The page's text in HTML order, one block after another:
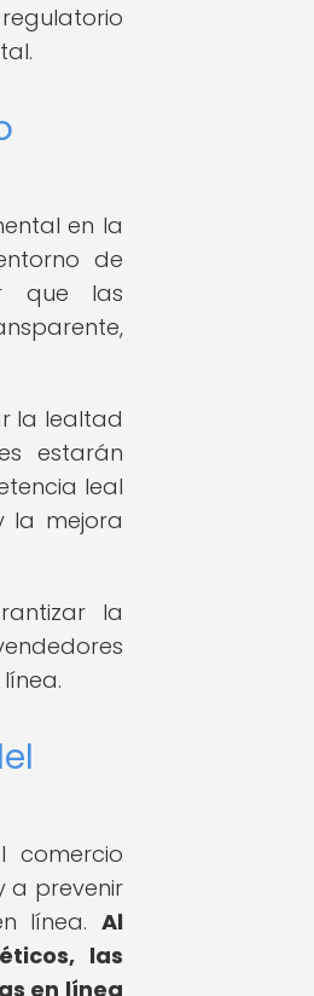
en la
de
que las
la lealtad
estarán
leal
la mejora
la
comercio
a prevenir
línea. Al
las
en línea